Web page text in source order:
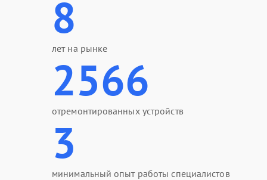
8
лет на рынке
2566
отремонтированных устройств
3
минимальный опыт работы специалистов